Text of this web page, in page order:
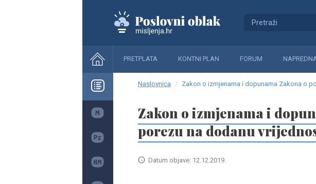
PRETPLATA KONTNI PLAN FORUM
Naslovnica Zakon o izmjenama i dopunama Zakona o
Zakon o izmjenama i
porezu na dodanu
Datum objave: 12.12.2019.